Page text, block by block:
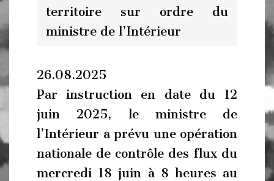
territoire sur ordre du
ministre de l’Intérieur
26.08.2025
Par instruction en date du 12
juin 2025, le ministre de
l’Intérieur a prévu une opération
nationale de contrôle des flux du
mercredi 18 juin à 8 heures au